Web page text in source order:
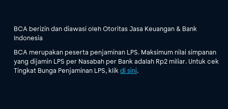
BCA berizin dan diawasi oleh Otoritas Jasa Keuangan & Bank
Indonesia
BCA merupakan peserta penjaminan LPS. Maksimum nilai simpanan
yang dijamin LPS per Nasabah per Bank adalah Rp2 miliar. Untuk cek
Tingkat Bunga Penjaminan LPS, klik di sini.